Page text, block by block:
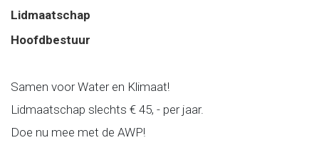
Lidmaatschap
Hoofdbestuur
Samen voor Water en Klimaat!
Lidmaatschap slechts € 45, - per jaar.
Doe nu mee met de AWP!